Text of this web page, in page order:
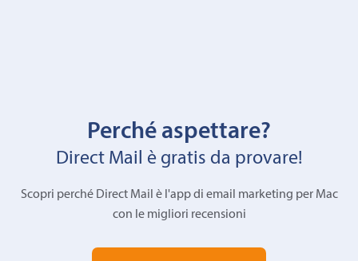
Perché aspettare?
Direct Mail è gratis da provare!
Scopri perché Direct Mail è l'app di email marketing per Mac
con le migliori recensioni